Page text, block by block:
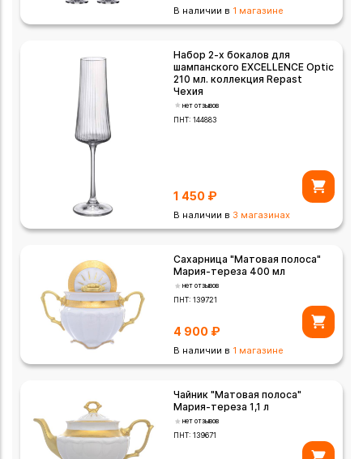
В наличии в 1 магазине
Набор 2-х бокалов для
шампанского EXCELLENCE Optic
210 мл. коллекция Repast
Чехия
нет отзывов
ПНТ:144883
1 450 ₽
В наличии в 3 магазинах
Сахарница "Матовая полоса"
Мария-тереза 400 мл
нет отзывов
ПНТ:139721
4 900 ₽
В наличии в 1 магазине
Чайник "Матовая полоса"
Мария-тереза 1,1 л
нет отзывов
ПНТ:139671